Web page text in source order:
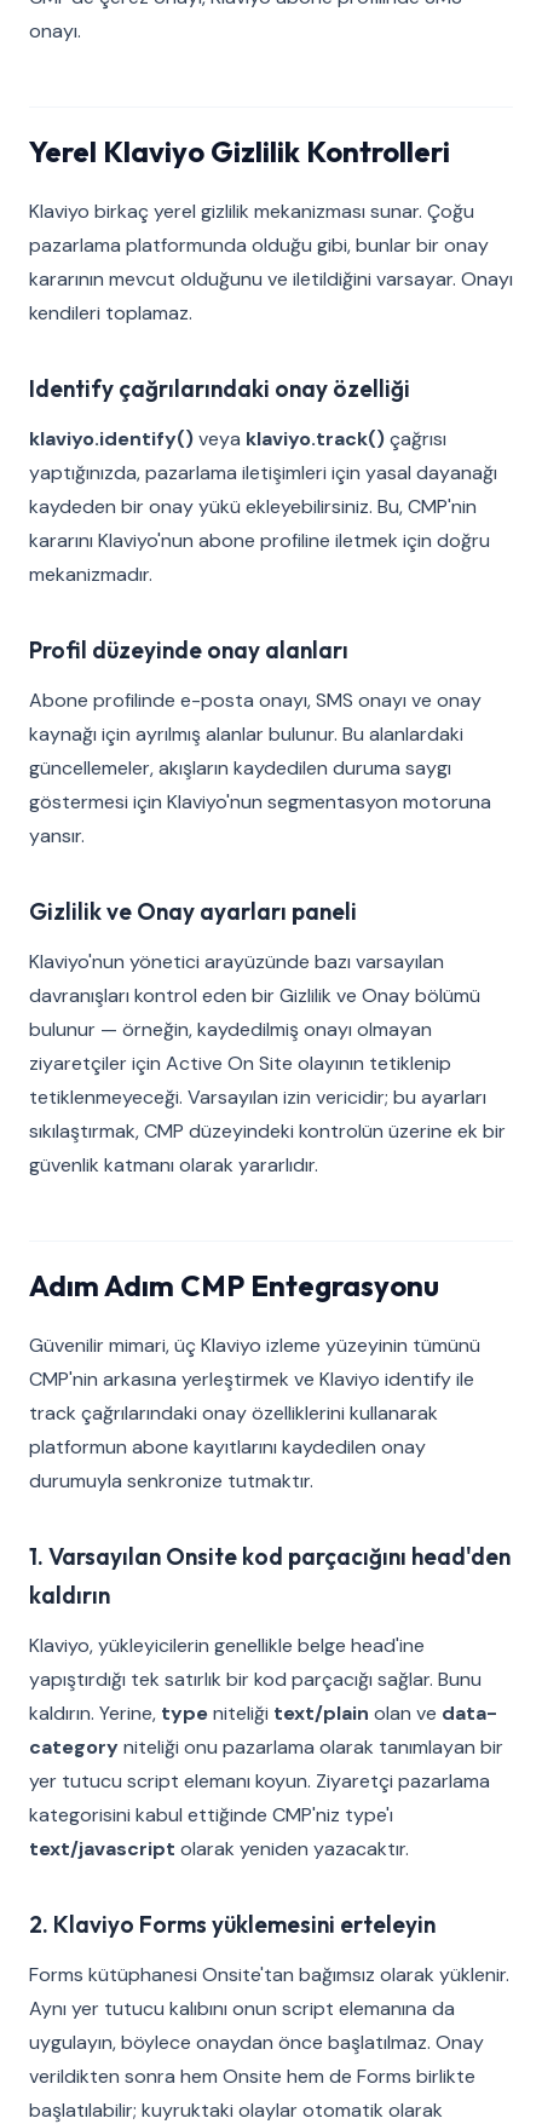
onayı.
Yerel Klaviyo Gizlilik Kontrolleri
Klaviyo birkaç yerel gizlilik mekanizması sunar. Çoğu
pazarlama platformunda olduğu gibi, bunlar bir onay
kararının mevcut olduğunu ve iletildiğini varsayar. Onayı
kendileri toplamaz.
Identify çağrılarındaki onay özelliği
klaviyo.identify()veya klaviyo.track()çağrısı
yaptığınızda, pazarlama iletişimleri için yasal dayanağı
kaydeden bir onay yükü ekleyebilirsiniz. Bu, CMP'nin
kararını Klaviyo'nun abone profiline iletmek için doğru
mekanizmadır.
Profil düzeyinde onay alanları
Abone profilinde e-posta onayı, SMS onayı ve onay
kaynağı için ayrılmış alanlar bulunur. Bu alanlardaki
güncellemeler, akışların kaydedilen duruma saygı
göstermesi için Klaviyo'nun segmentasyon motoruna
yansır.
Gizlilik ve Onay ayarları paneli
Klaviyo'nun yönetici arayüzünde bazı varsayılan
davranışları kontrol eden bir Gizlilik ve Onay bölümü
bulunur — örneğin, kaydedilmiş onayı olmayan
ziyaretçiler için Active On Site olayının tetiklenip
tetiklenmeyeceği. Varsayılan izin vericidir; bu ayarları
sıkılaştırmak, CMP düzeyindeki kontrolün üzerine ek bir
güvenlik katmanı olarak yararlıdır.
Adım Adım CMP Entegrasyonu
Güvenilir mimari, üç Klaviyo izleme yüzeyinin tümünü
CMP'nin arkasına yerleştirmek ve Klaviyo identify ile
track çağrılarındaki onay özelliklerini kullanarak
platformun abone kayıtlarını kaydedilen onay
durumuyla senkronize tutmaktır.
1. Varsayılan Onsite kod parçacığını head'den
kaldırın
Klaviyo, yükleyicilerin genellikle belge head'ine
yapıştırdığı tek satırlık bir kod parçacığı sağlar. Bunu
kaldırın. Yerine, typeniteliği text/plain olan ve data-
categoryniteliği onu pazarlama olarak tanımlayan bir
yer tutucu script elemanı koyun. Ziyaretçi pazarlama
kategorisini kabul ettiğinde CMP'niz type'ı
text/javascript olarak yeniden yazacaktır.
2. Klaviyo Forms yüklemesini erteleyin
Forms kütüphanesi Onsite'tan bağımsız olarak yüklenir.
Aynı yer tutucu kalıbını onun script elemanına da
uygulayın, böylece onaydan önce başlatılmaz. Onay
verildikten sonra hem Onsite hem de Forms birlikte
başlatılabilir; kuyruktaki olaylar otomatik olarak